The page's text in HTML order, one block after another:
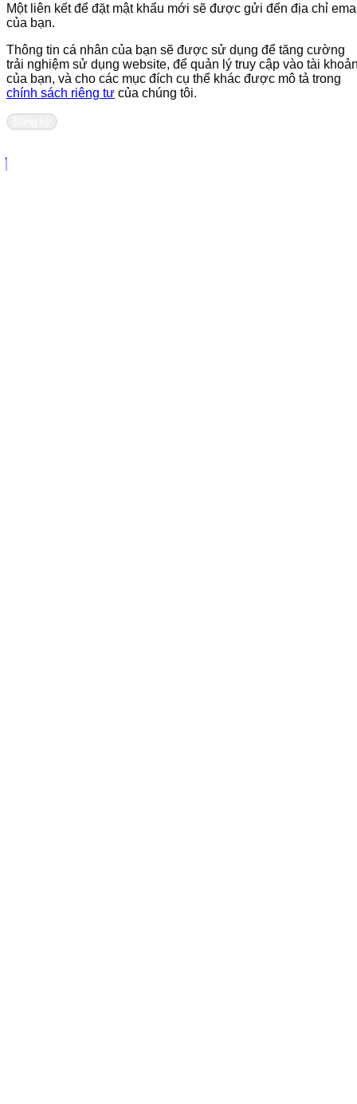
Một liên kết để đặt mật khẩu mới sẽ được gửi đến địa chỉ
của bạn.
Thông tin cá nhân của bạn sẽ được sử dụng để tăng cường
trải nghiệm sử dụng website, để quản lý truy cập vào tài
của bạn, và cho các mục đích cụ thể khác được mô tả trong
chính sách riêng tư của chúng tôi.